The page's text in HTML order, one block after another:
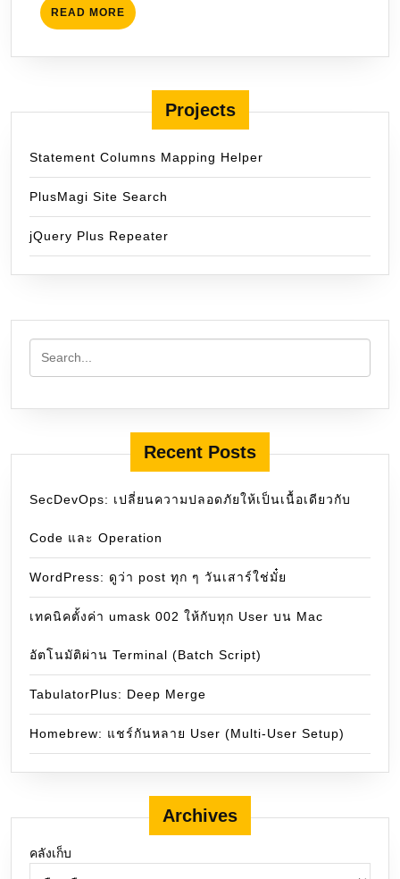
READ MORE READ
MORE
Projects
Statement Columns Mapping Helper
PlusMagi Site Search
jQuery Plus Repeater
Recent Posts
SecDevOps: เปลี่ยนความปลอดภัยให้เป็นเนื้อเดียวกับ
Code และ Operation
WordPress: ดูว่า post ทุก ๆ วันเสาร์ใช่มั๋ย
เทคนิคตั้งค่า umask 002 ให้กับทุก User บน Mac
อัตโนมัติผ่าน Terminal (Batch Script)
TabulatorPlus: Deep Merge
Homebrew: แชร์กันหลาย User (Multi-User Setup)
Archives
คลังเก็บ